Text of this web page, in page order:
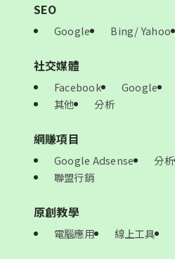
SEO
Google Bing/ Yahoo
社交媒體
Facebook Google
其他
分析
網賺項目
Google Adsense 分析
聯盟行銷
原創教學
電腦應用 線上工具